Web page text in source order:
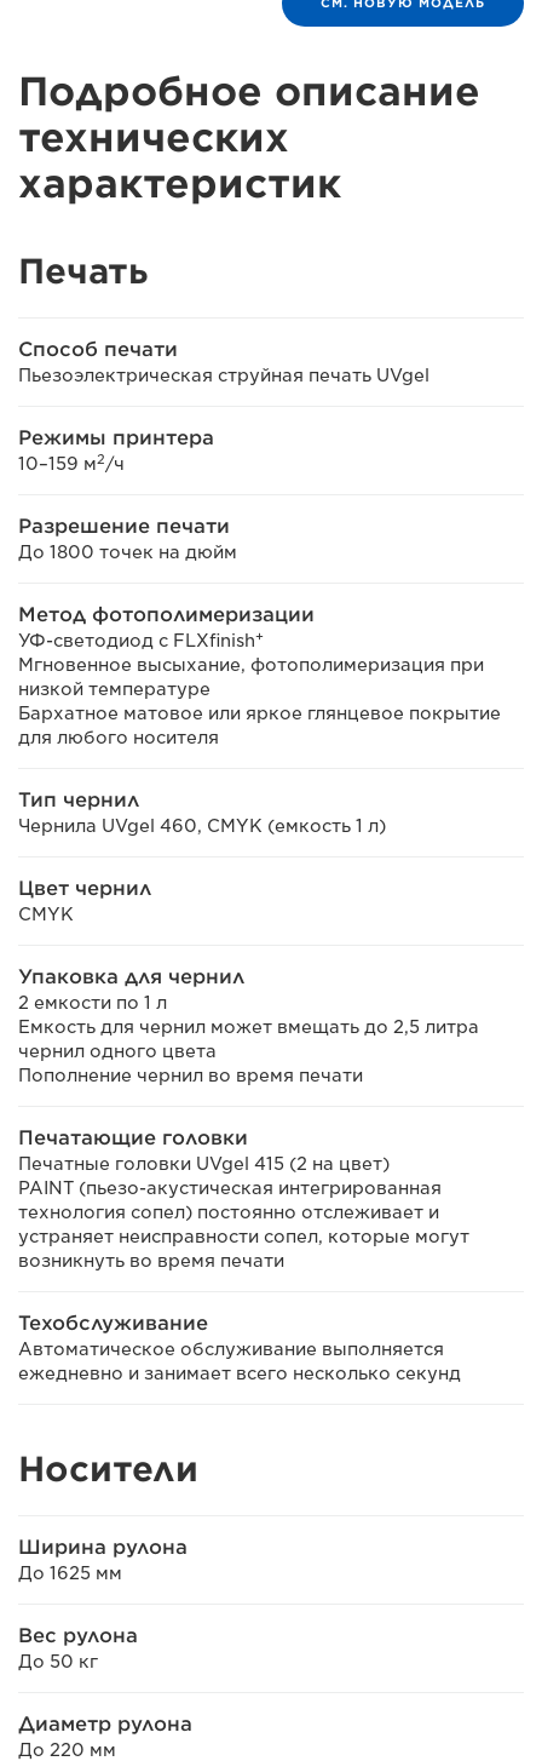
Подробное описание
технических
характеристик
Печать
Способ печати
Пьезоэлектрическая струйная печать UVgel
Режимы принтера
10–159 м2/ч
Разрешение печати
До 1800 точек на дюйм
Метод фотополимеризации
УФ-светодиод с FLXfinish+
Мгновенное высыхание, фотополимеризация при
низкой температуре
Бархатное матовое или яркое глянцевое покрытие
для любого носителя
Тип чернил
Чернила UVgel 460, CMYK (емкость 1 л)
Цвет чернил
CMYK
Упаковка для чернил
2 емкости по 1 л
Емкость для чернил может вмещать до 2,5 литра
чернил одного цвета
Пополнение чернил во время печати
Печатающие головки
Печатные головки UVgel 415 (2 на цвет)
PAINT (пьезо-акустическая интегрированная
технология сопел) постоянно отслеживает и
устраняет неисправности сопел, которые могут
возникнуть во время печати
Техобслуживание
Автоматическое обслуживание выполняется
ежедневно и занимает всего несколько секунд
Носители
Ширина рулона
До 1625 мм
Вес рулона
До 50 кг
Диаметр рулона
До 220 мм